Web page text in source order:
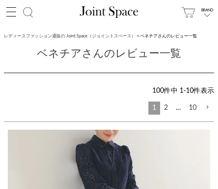
レディースファッション通販の Joint Space（ジョイントスペース） ベネチアさんのレビュー一覧
ベネチアさんのレビュー一覧
100件中 1-10件表示
1 2 … 10